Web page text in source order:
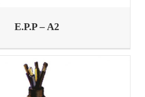
E.P.P – A2